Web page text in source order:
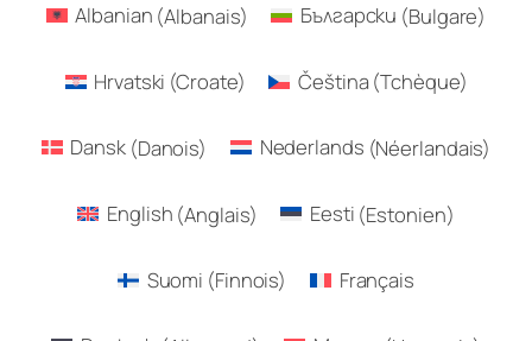
Albanian (Albanais) Български (Bulgare)
Hrvatski (Croate) Čeština(Tchèque)
Dansk(Danois) Nederlands (Néerlandais)
English (Anglais) Eesti (Estonien)
Suomi (Finnois) Français